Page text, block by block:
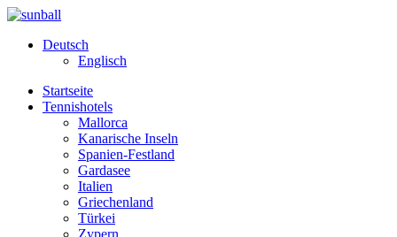
Deutsch
Englisch
Startseite
Tennishotels
Mallorca
Kanarische Inseln
Spanien-Festland
Gardasee
Italien
Griechenland
Türkei
Zypern